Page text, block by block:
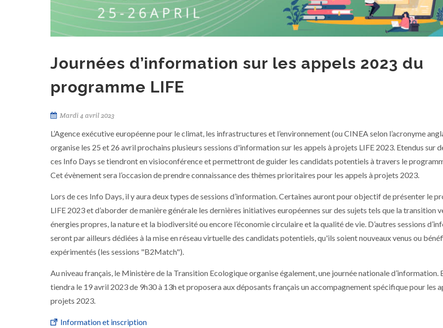
Journées d’information sur les appels 2023 du
programme LIFE
Mardi 4 avril 2023
L’Agence exécutive européenne pour le climat, les infrastructures et l’environnement (ou CINEA selon l’acronyme
organise les 25 et 26 avril prochains plusieurs sessions d'information sur les appels à projets LIFE 2023. Etendus sur
ces Info Days se tiendront en visioconférence et permettront de guider les candidats potentiels à travers le
Cet évènement sera l’occasion de prendre connaissance des thèmes prioritaires pour les appels à projets 2023.
Lors de ces Info Days, il y aura deux types de sessions d’information. Certaines auront pour objectif de présenter le
LIFE 2023 et d’aborder de manière générale les dernières initiatives européennes sur des sujets tels que la transition
énergies propres, la nature et la biodiversité ou encore l’économie circulaire et la qualité de vie. D’autres sessions
seront par ailleurs dédiées à la mise en réseau virtuelle des candidats potentiels, qu'ils soient nouveaux venus ou
expérimentés (les sessions "B2Match").
Au niveau français, le Ministère de la Transition Ecologique organise également, une journée nationale d’information.
tiendra le 19 avril 2023 de 9h30 à 13h et proposera aux déposants français un accompagnement spécifique pour les
projets 2023.
Information et inscription